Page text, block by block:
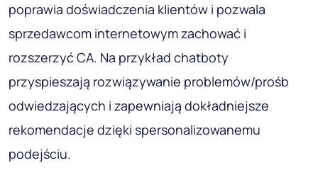
poprawia doświadczenia klientów i pozwala
sprzedawcom internetowym zachować i
rozszerzyć CA. Na przykład chatboty
przyspieszają rozwiązywanie problemów/prośb
odwiedzających i zapewniają dokładniejsze
rekomendacje dzięki spersonalizowanemu
podejściu.